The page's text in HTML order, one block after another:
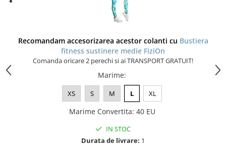
Recomandam accesorizarea acestor colanti cu Bustiera
fitness sustinere medie FiziOn
Comanda oricare 2 perechi si ai TRANSPORT GRATUIT!
Marime:
XS S M L XL
Marime Convertita: 40 EU
IN STOC
Durata de livrare: 1